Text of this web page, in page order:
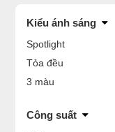
Kiểu ánh sáng
Spotlight
Tỏa đều
3 màu
Công suất